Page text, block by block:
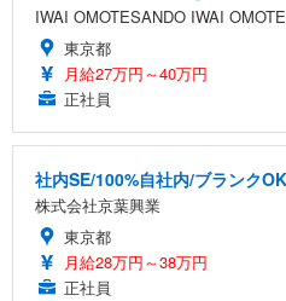
IWAI OMOTESANDO IWAI
東京都
月給27万円～40万円
正社員
社内SE/100%自社内/ブランクOK
株式会社京葉興業
東京都
月給28万円～38万円
正社員